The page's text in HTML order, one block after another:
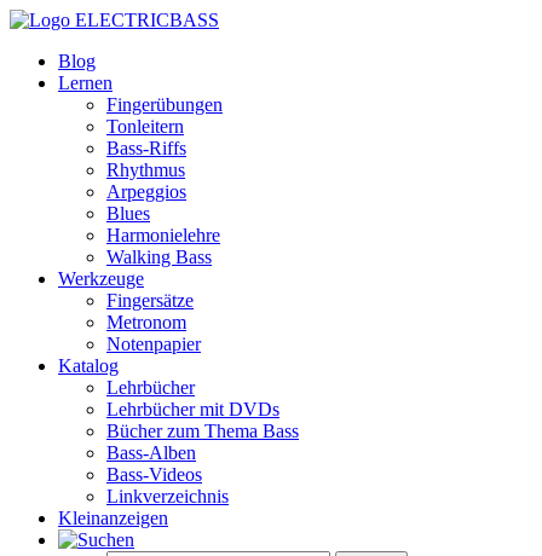
ELECTRICBASS
Blog
Lernen
Fingerübungen
Tonleitern
Bass-Riffs
Rhythmus
Arpeggios
Blues
Harmonielehre
Walking Bass
Werkzeuge
Fingersätze
Metronom
Notenpapier
Katalog
Lehrbücher
Lehrbücher mit DVDs
Bücher zum Thema Bass
Bass-Alben
Bass-Videos
Linkverzeichnis
Kleinanzeigen